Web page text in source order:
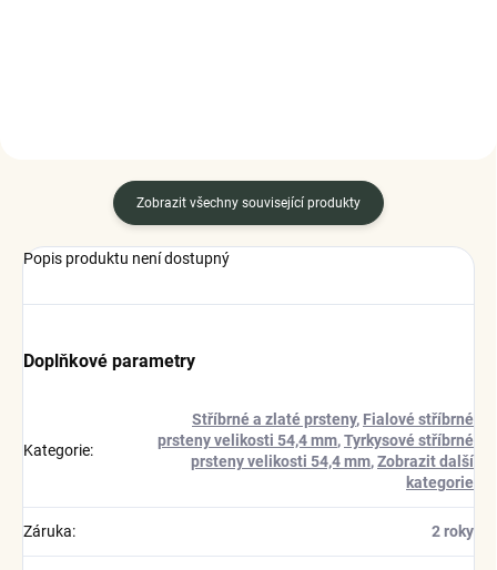
Zobrazit všechny související produkty
Popis produktu není dostupný
Doplňkové parametry
Kategorie:
Stříbrné a zlaté prsteny, Fialové stříbrné
prsteny velikosti 54,4 mm,Tyrkysové stříbrné
prsteny velikosti 54,4 mm,Zobrazit další
kategorie
Záruka: 2 roky